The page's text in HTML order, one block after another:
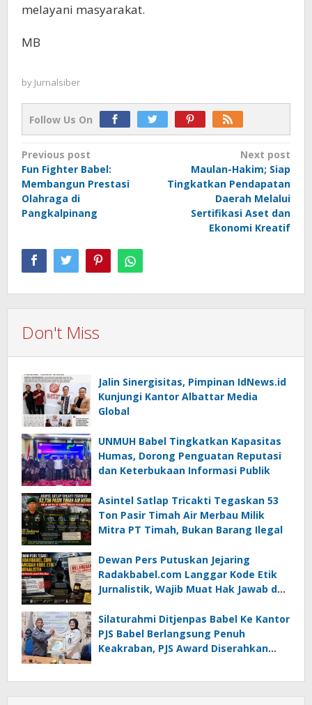
melayani masyarakat.
MB
by Jurnalsiber
Follow Us On
Post
navigation
Previous post
Fun Fighter Babel:
Membangun Prestasi
Olahraga di
Pangkalpinang
Next post
Maulan-Hakim; Siap
Tingkatkan Pendapatan
Daerah Melalui
Sertifikasi Aset dan
Ekonomi Kreatif
Don't Miss
Jalin Sinergisitas, Pimpinan IdNews.id
Kunjungi Kantor Albattar Media
Global
UNMUH Babel Tingkatkan Kapasitas
Humas, Dorong Penguatan Reputasi
dan Keterbukaan Informasi Publik
Asintel Satlap Tricakti Tegaskan 53
Ton Pasir Timah Air Merbau Milik
Mitra PT Timah, Bukan Barang Ilegal
Dewan Pers Putuskan Jejaring
Radakbabel.com Langgar Kode Etik
Jurnalistik, Wajib Muat Hak Jawab dan
Silaturahmi Ditjenpas Babel Ke Kantor
PJS Babel Berlangsung Penuh
Keakraban, PJS Award Diserahkan